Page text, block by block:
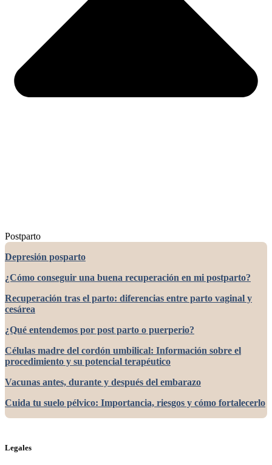
Postparto
Depresión posparto
¿Cómo conseguir una buena recuperación en mi postparto?
Recuperación tras el parto: diferencias entre parto vaginal y
cesárea
¿Qué entendemos por post parto o puerperio?
Células madre del cordón umbilical: Información sobre el
procedimiento y su potencial terapéutico
Vacunas antes, durante y después del embarazo
Cuida tu suelo pélvico: Importancia, riesgos y cómo fortalecerlo
Legales